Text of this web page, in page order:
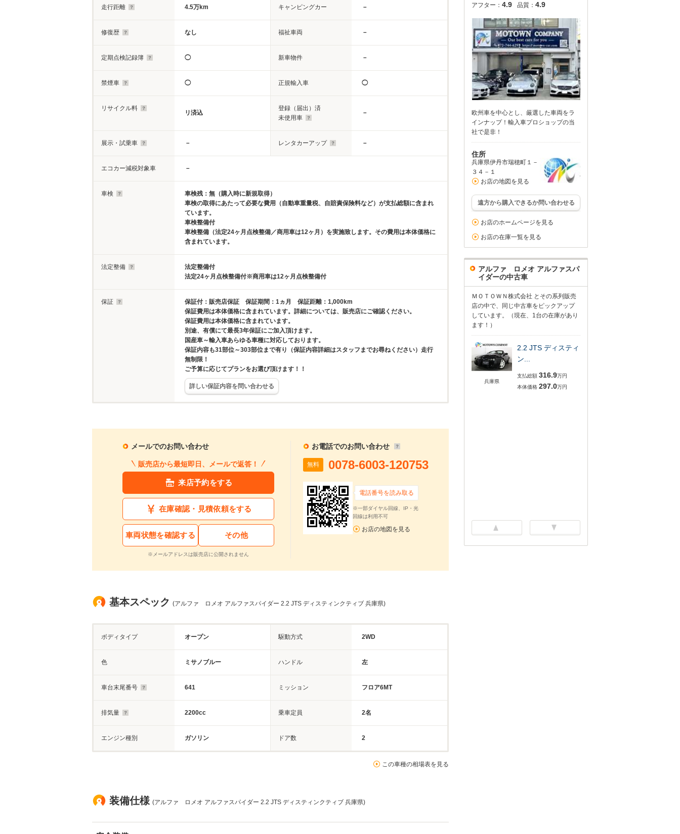
走行距離 4.5万km キャンピングカー －
修復歴 なし 福祉車両 －
定期点検記録簿 ◯ 新車物件 －
禁煙車 ◯ 正規輸入車 ◯
リサイクル料
リ済込
登録（届出）済
未使用車
－
展示・試乗車 － レンタカーアップ －
エコカー減税対象車 －
車検
車検残：無（購入時に新規取得）
車検の取得にあたって必要な費用（自動車重量税、自賠責保険料など）が支払総額に含まれ
ています。
車検整備付
車検整備（法定24ヶ月点検整備／商用車は12ヶ月）を実施致します。その費用は本体価格に
含まれています。
法定整備
法定整備付
法定24ヶ月点検整備付※商用車は12ヶ月点検整備付
保証
保証付：販売店保証 保証期間：1ヵ月 保証距離：1,000km
保証費用は本体価格に含まれています。詳細については、販売店にご確認ください。
保証費用は本体価格に含まれています。
別途、有償にて最長3年保証にご加入頂けます。
国産車～輸入車あらゆる車種に対応しております。
保証内容も31部位～303部位まで有り（保証内容詳細はスタッフまでお尋ねください）走行
無制限！
ご予算に応じてプランをお選び頂けます！！
詳しい保証内容を問い合わせる
メールでのお問い合わせ
販売店から最短即日、メールで返答！
来店予約をする
在庫確認・見積依頼をする
車両状態を確認する その他
※メールアドレスは販売店に公開されません
お電話でのお問い合わせ
無料 0078-6003-120753
電話番号を読み取る
※一部ダイヤル回線、IP・光
回線は利用不可
お店の地図を見る
基本スペック (アルファ ロメオ アルファスパイダー 2.2 JTS ディスティンクティブ 兵庫県)
ボディタイプ オープン 駆動方式 2WD
色 ミサノブルー ハンドル 左
車台末尾番号 641 ミッション フロア6MT
排気量 2200cc 乗車定員 2名
エンジン種別 ガソリン ドア数 2
この車種の相場表を見る
装備仕様 (アルファ ロメオ アルファスパイダー 2.2 JTS ディスティンクティブ 兵庫県)
アフター： 4.9 品質： 4.9
欧州車を中心とし、厳選した車両をラ
インナップ！輸入車プロショップの当
社で是非！
住所
兵庫県伊丹市瑞穂町１－
３４－１
お店の地図を見る
遠方から購入できるか問い合わせる
お店のホームページを見る
お店の在庫一覧を見る
アルファ ロメオ アルファスパ
イダーの中古車
ＭＯＴＯＷＮ株式会社 とその系列販売
店の中で、同じ中古車をピックアップ
しています。（現在、1台の在庫があり
ます！）
兵庫県
2.2 JTS ディスティ
ン...
支払総額 316.9万円
本体価格 297.0万円